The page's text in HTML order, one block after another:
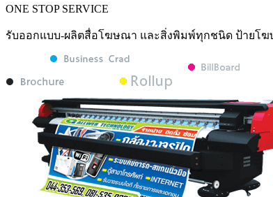
ONE STOP SERVICE
รับออกแบบ-ผลิตสื่อโฆษณา และสิ่งพิมพ์ทุกชนิด ป้ายโฆ